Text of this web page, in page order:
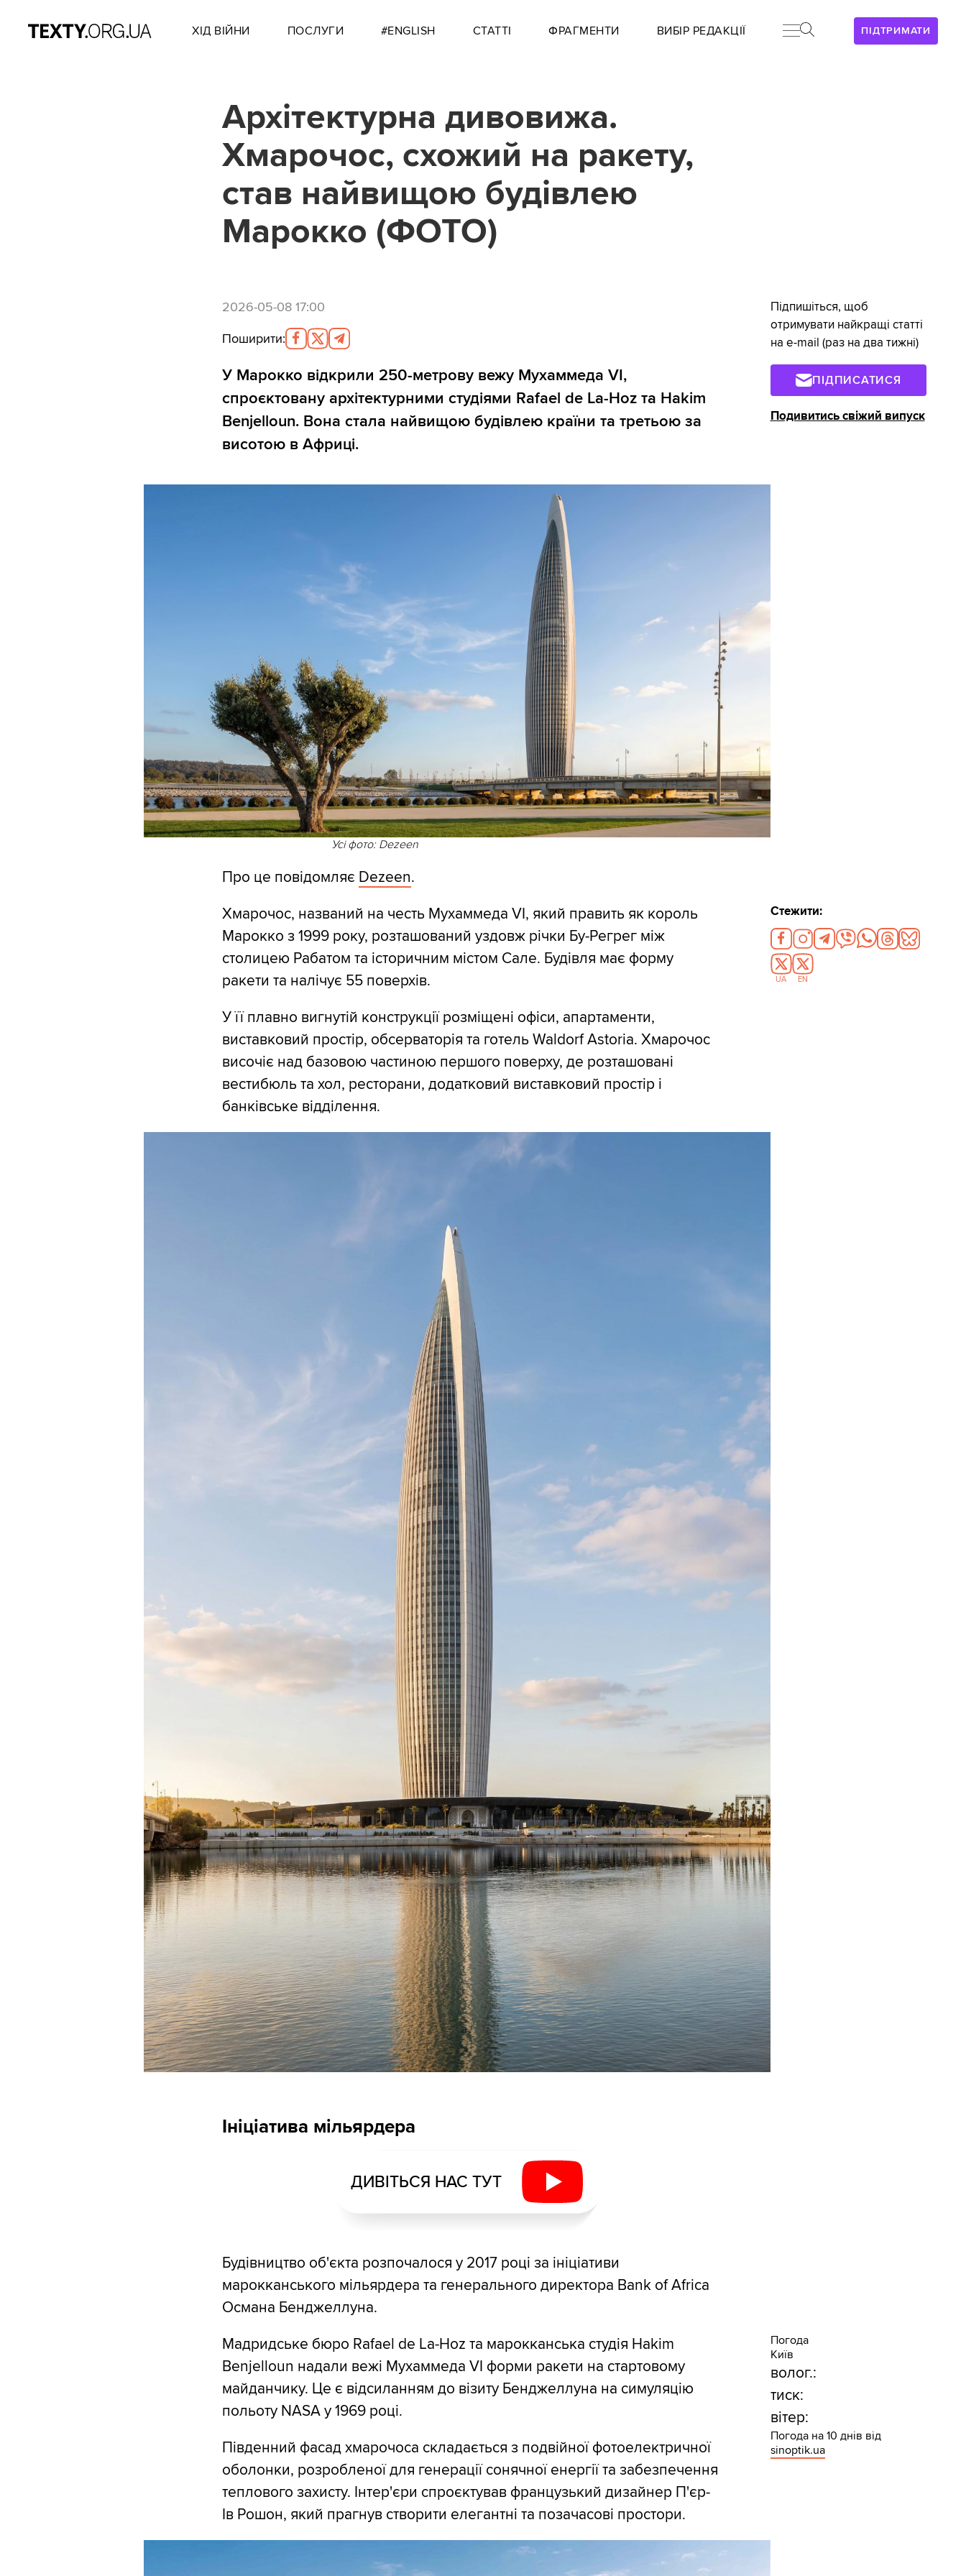
ПІДТРИМАТИ
ХІД ВІЙНИ ПОСЛУГИ #ENGLISH СТАТТІ ФРАГМЕНТИ ВИБІР РЕДАКЦІЇ
Архітектурна дивовижа.
Хмарочос, схожий на ракету,
став найвищою будівлею
Марокко (ФОТО)
2026-05-08 17:00
Поширити:
У Марокко відкрили 250-метрову вежу Мухаммеда VI,
спроєктовану архітектурними студіями Rafael de La-Hoz та Hakim
Benjelloun. Вона стала найвищою будівлею країни та третьою за
висотою в Африці.
Усі фото: Dezeen
Про це повідомляє Dezeen.
Хмарочос, названий на честь Мухаммеда VI, який править як король
Марокко з 1999 року, розташований уздовж річки Бу-Регрег між
столицею Рабатом та історичним містом Сале. Будівля має форму
ракети та налічує 55 поверхів.
У її плавно вигнутій конструкції розміщені офіси, апартаменти,
виставковий простір, обсерваторія та готель Waldorf Astoria. Хмарочос
височіє над базовою частиною першого поверху, де розташовані
вестибюль та хол, ресторани, додатковий виставковий простір і
банківське відділення.
Ініціатива мільярдера
ДИВІТЬСЯ НАС ТУТ
Будівництво об'єкта розпочалося у 2017 році за ініціативи
марокканського мільярдера та генерального директора Bank of Africa
Османа Бенджеллуна.
Мадридське бюро Rafael de La-Hoz та марокканська студія Hakim
Benjelloun надали вежі Мухаммеда VI форми ракети на стартовому
майданчику. Це є відсиланням до візиту Бенджеллуна на симуляцію
польоту NASA у 1969 році.
Південний фасад хмарочоса складається з подвійної фотоелектричної
оболонки, розробленої для генерації сонячної енергії та забезпечення
теплового захисту. Інтер'єри спроєктував французький дизайнер П'єр-
Ів Рошон, який прагнув створити елегантні та позачасові простори.
Підпишіться, щоб
отримувати найкращі статті
на e-mail (раз на два тижні)
ПІДПИСАТИСЯ
Подивитись свіжий випуск
Стежити:
UA EN
Погода
Київ
волог.:
тиск:
вітер:
Погода на 10 днів від
sinoptik.ua